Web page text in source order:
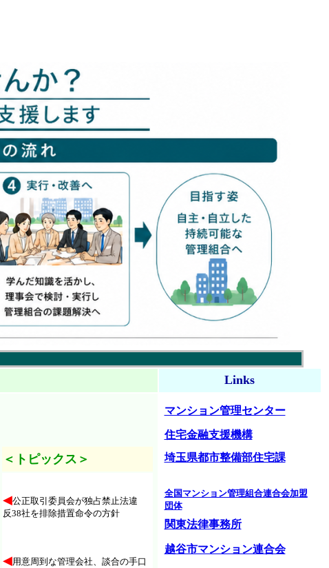
Links
＜トピックス＞
◀公正取引委員会が独占禁止法違
反38社を排除措置命令の方針
◀用意周到な管理会社、談合の手口
マンション管理センター
住宅金融支援機構
埼玉県都市整備部住宅課
全国マンション管理組合連合会加盟
団体
関東法律事務所
越谷市マンション連合会